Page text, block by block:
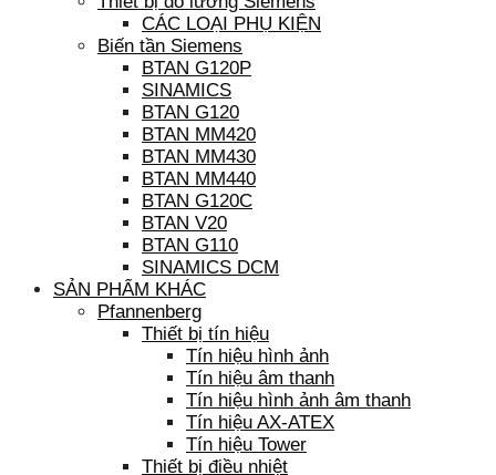
CÁC LOẠI PHỤ KIỆN
Biến tần Siemens
BTAN G120P
SINAMICS
BTAN G120
BTAN MM420
BTAN MM430
BTAN MM440
BTAN G120C
BTAN V20
BTAN G110
SINAMICS DCM
SẢN PHẨM KHÁC
Pfannenberg
Thiết bị tín hiệu
Tín hiệu hình ảnh
Tín hiệu âm thanh
Tín hiệu hình ảnh âm thanh
Tín hiệu AX-ATEX
Tín hiệu Tower
Thiết bị điều nhiệt